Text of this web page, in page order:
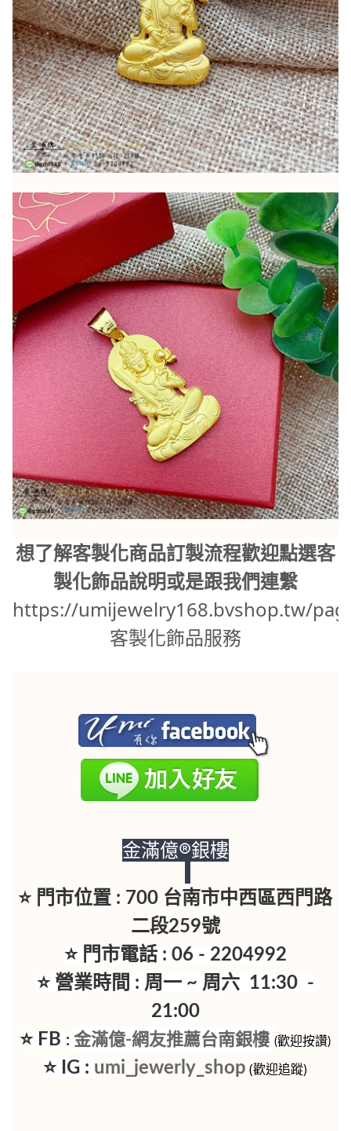
想了解客製化商品訂製流程歡迎點選客
製化飾品說明或是跟我們連繫
https://umijewelry168.bvshop.tw/
客製化飾品服務
金滿億®銀樓
⭐ 門市位置 : 700 台南市中西區西門路
二段259號
⭐ 門市電話 : 06 - 2204992
⭐ 營業時間 : 周一 ~ 周六 11:30 -
21:00
⭐ FB :金滿億-網友推薦台南銀樓 (歡迎按讚)
⭐ IG : umi_jewerly_shop (歡迎追蹤)